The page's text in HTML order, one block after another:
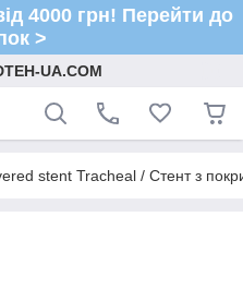
4000 грн! Перейти до
>
UA.COM
stent Tracheal / Стент з